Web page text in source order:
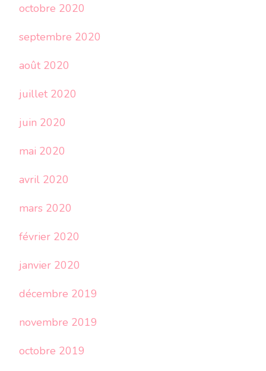
octobre 2020
septembre 2020
août 2020
juillet 2020
juin 2020
mai 2020
avril 2020
mars 2020
février 2020
janvier 2020
décembre 2019
novembre 2019
octobre 2019